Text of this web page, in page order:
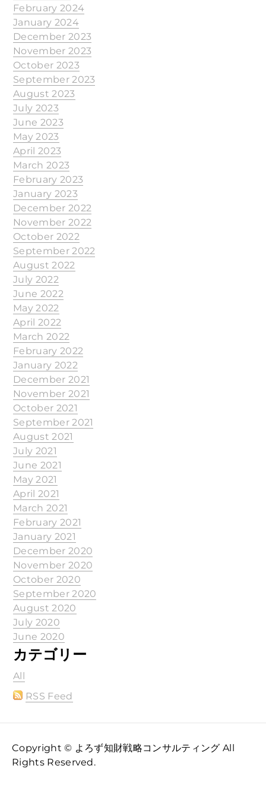
February 2024
January 2024
December 2023
November 2023
October 2023
September 2023
August 2023
July 2023
June 2023
May 2023
April 2023
March 2023
February 2023
January 2023
December 2022
November 2022
October 2022
September 2022
August 2022
July 2022
June 2022
May 2022
April 2022
March 2022
February 2022
January 2022
December 2021
November 2021
October 2021
September 2021
August 2021
July 2021
June 2021
May 2021
April 2021
March 2021
February 2021
January 2021
December 2020
November 2020
October 2020
September 2020
August 2020
July 2020
June 2020
カテゴリー
All
RSS Feed
Copyright © よろず知財戦略コンサルティング All
Rights Reserved.